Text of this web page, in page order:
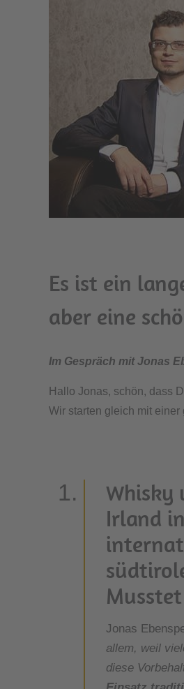
Es ist ein
aber eine
Im Gespräch mit Jonas
Hallo Jonas, schön, dass
Wir starten gleich mit
Whisky wird traditionell stark mit Schottland oder
Irland
Jonas
allem, weil
diese